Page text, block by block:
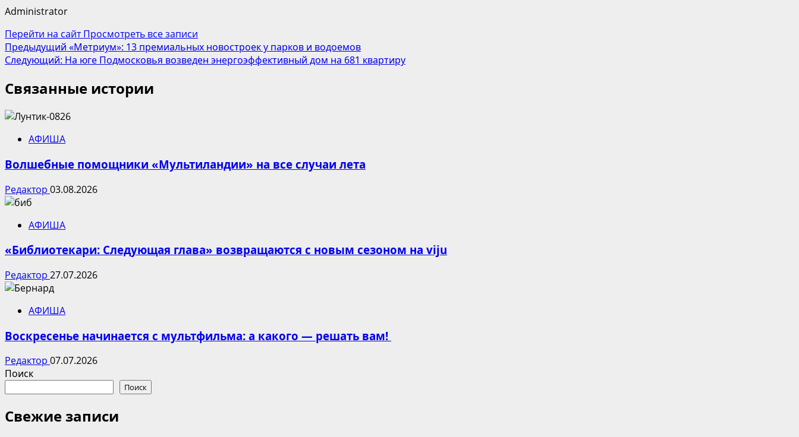
Administrator
Перейти на сайтПросмотреть все записи
Навигация
записи
Предыдущий «Метриум»: 13 премиальных новостроек у парков и водоемов
Следующий: На юге Подмосковья возведен энергоэффективный дом на 681 квартиру
Связанные истории
АФИША
Волшебные помощники «Мультиландии» на все случаи лета
Редактор 03.08.2026
АФИША
«Библиотекари: Следующая глава» возвращаются с новым сезоном на viju
Редактор 27.07.2026
АФИША
Воскресенье начинается с мультфильма: а какого — решать вам!
Редактор 07.07.2026
Поиск
Поиск
Свежие записи